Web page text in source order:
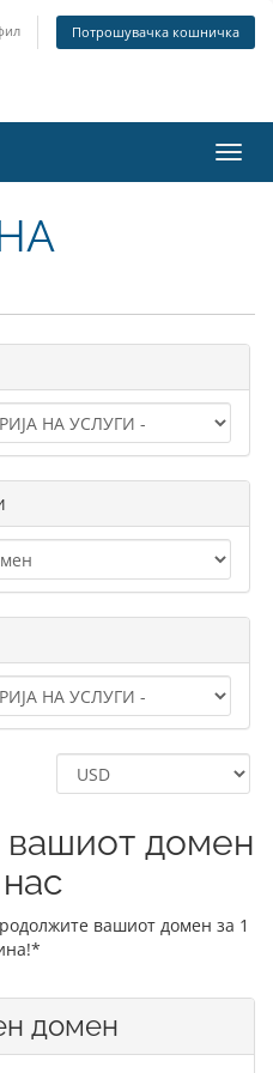
Потрошувачка кошничка
ја
домен
нас
вашиот домен за 1
домен